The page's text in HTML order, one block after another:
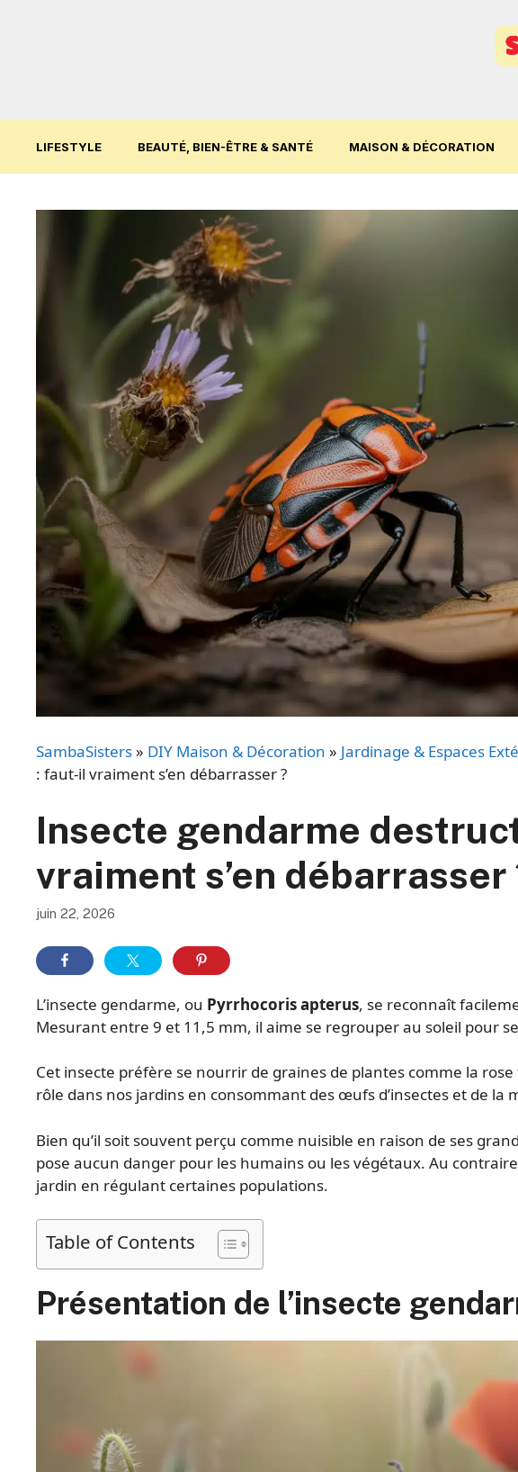
LIFESTYLE BEAUTÉ, BIEN-ÊTRE & SANTÉ MAISON & DÉCORATION
SambaSisters» DIY Maison & Décoration » Jardinage & Espaces
: faut-il vraiment s’en débarrasser ?
Insecte gendarme
vraiment s’en débarrasser
juin 22, 2026
L’insecte gendarme, ou Pyrrhocoris apterus, se reconnaît
Mesurant entre 9 et 11,5 mm, il aime se regrouper au soleil pour
Cet insecte préfère se nourrir de graines de plantes comme la
rôle dans nos jardins en consommant des œufs d’insectes et de
Bien qu’il soit souvent perçu comme nuisible en raison de ses
pose aucun danger pour les humains ou les végétaux. Au
jardin en régulant certaines populations.
Table of Contents
Présentation de l’insecte